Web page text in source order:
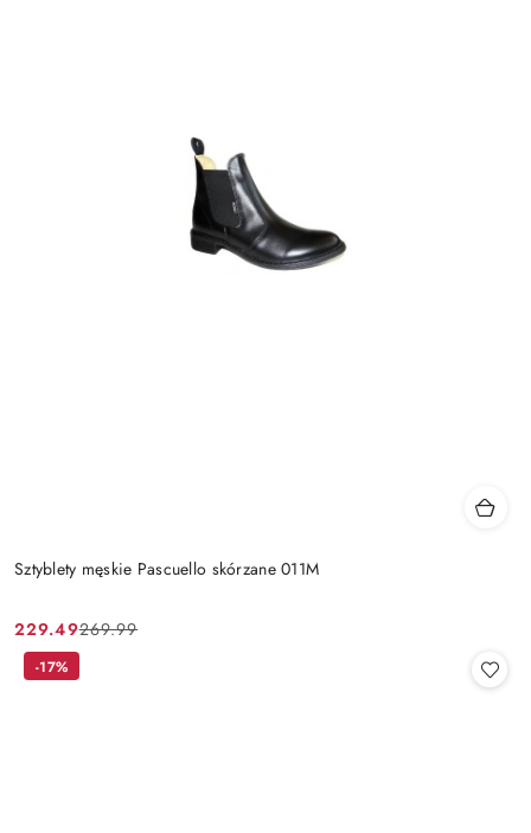
Sztyblety męskie Pascuello skórzane 011M
Cena
promocyjna:
229.49
Cena
przed
269.99
-17%